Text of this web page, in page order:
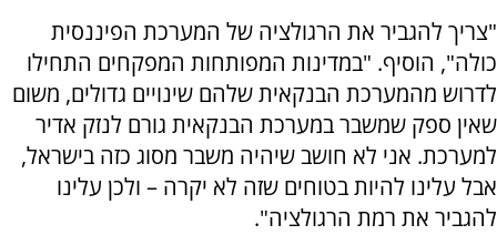
"צריך להגביר את הרגולציה של המערכת הפיננסית
כולה", הוסיף. "במדינות המפותחות המפקחים התחילו
לדרוש מהמערכת הבנקאית שלהם שינויים גדולים, משום
שאין ספק שמשבר במערכת הבנקאית גורם לנזק אדיר
למערכת. אני לא חושב שיהיה משבר מסוג כזה בישראל,
אבל עלינו להיות בטוחים שזה לא יקרה – ולכן עלינו
להגביר את רמת הרגולציה".